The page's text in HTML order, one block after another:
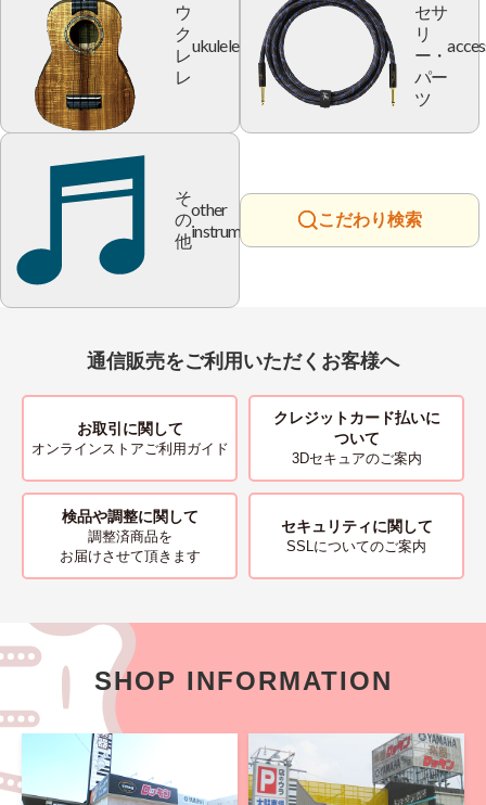
ウ
ク
レ
レ
ukulele
セサ
リ
ー・
パー
ツ
そ
の
他
other
instrument
こだわり検索
通信販売をご利用いただくお客様へ
お取引に関して
オンラインストアご利用ガイド
クレジットカード払いに
ついて
3Dセキュアのご案内
検品や調整に関して
調整済商品を
お届けさせて頂きます
セキュリティに関して
SSLについてのご案内
SHOP INFORMATION